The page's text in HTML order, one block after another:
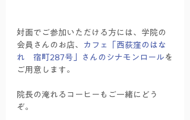
対面でご参加いただける方には、学院の
会員さんのお店、
カフェ「西荻窪のはな
れ　宿町287号」さんのシナモンロール を
ご用意します。
院長の淹れるコーヒーもご一緒にどう
ぞ。